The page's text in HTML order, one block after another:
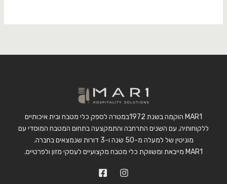
MAR1 הוקמה בשנת 1972במטרה לספק כלי מטבח ובית איכותיים
ללקוחותיה, עם השנים התרחבה והתמקצעה בתחום המטבח המוסדי עם
מוניטין של למעלה מ-50 שנה ו-3 דורות שנמצאים בחברה.
MAR1 מייבאת ומשווקת כלי מטבח מקצועיים לעסקי מזון ולפרטיים.